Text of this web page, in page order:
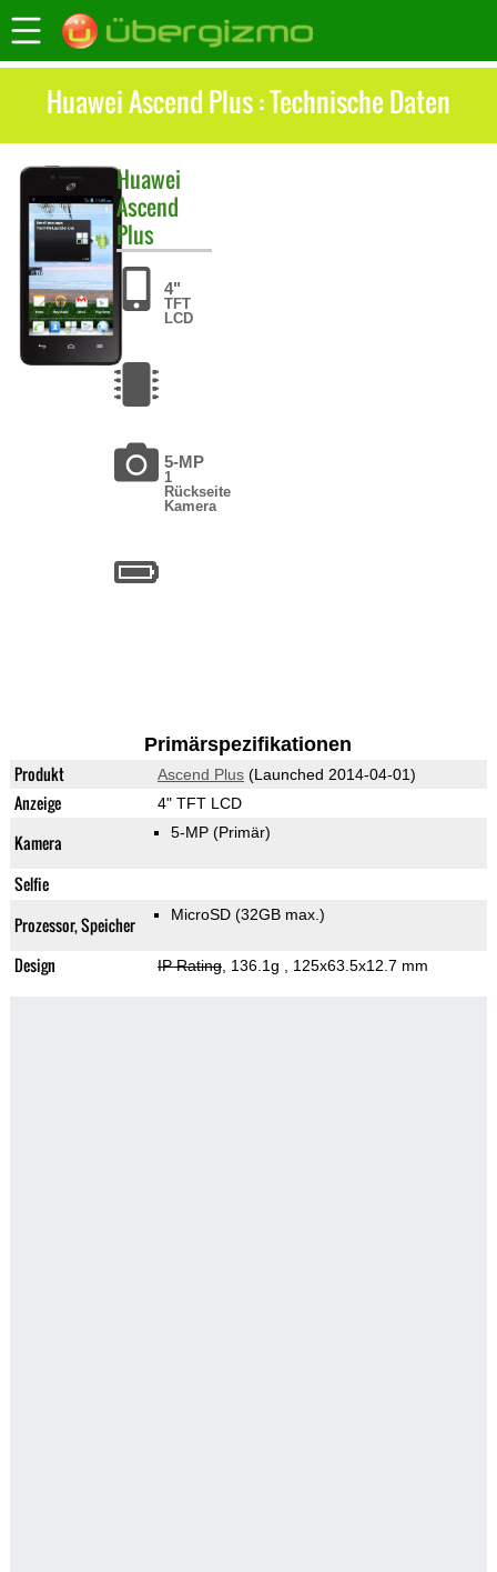
Huawei Ascend Plus : Technische Daten
Huawei
Ascend
Plus
4"
TFT
LCD
5-MP
1
Rückseite
Kamera
Primärspezifikationen
Produkt Ascend Plus(Launched 2014-04-01)
Anzeige 4" TFT LCD
Kamera 5-MP (Primär)
Selfie
Prozessor, Speicher
MicroSD (32GB max.)
Design IP Rating, 136.1g , 125x63.5x12.7 mm